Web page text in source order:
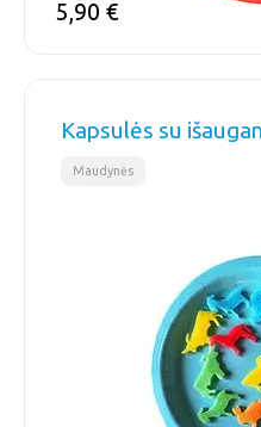
5,90 €
Kapsulės su
Maudynės